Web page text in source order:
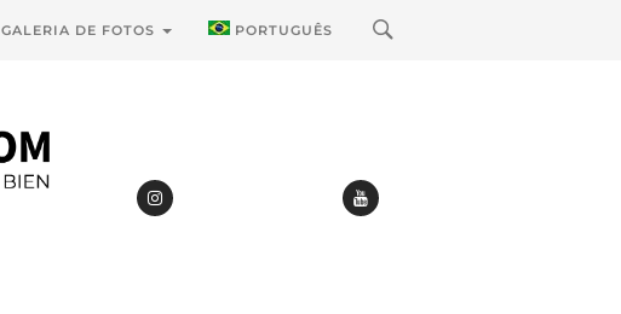
GALERIA DE FOTOS PORTUGUÊS